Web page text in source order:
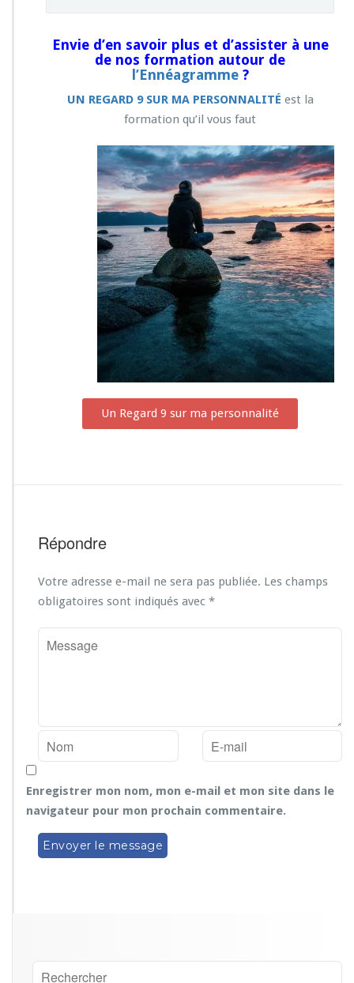
Envie d’en savoir plus et d’assister à une
de nos formation autour de
l’Ennéagramme?
UN REGARD 9 SUR MA PERSONNALITÉ est la
formation qu’il vous faut
Un Regard 9 sur ma personnalité
Répondre
Votre adresse e-mail ne sera pas publiée. Les champs
obligatoires sont indiqués avec *
Enregistrer mon nom, mon e-mail et mon site dans le
navigateur pour mon prochain commentaire.